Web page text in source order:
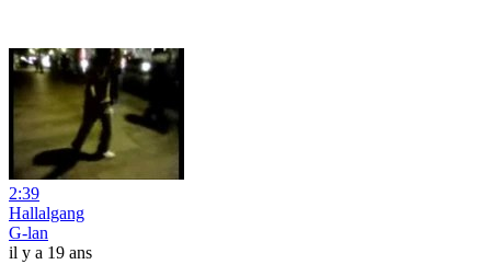
2:39
Hallalgang
G-lan
il y a 19 ans